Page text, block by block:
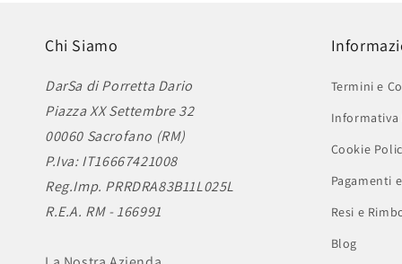
Chi Siamo
DarSa di Porretta Dario
Piazza XX Settembre 32
00060 Sacrofano (RM)
P.Iva: IT16667421008
Reg.Imp. PRRDRA83B11L025L
R.E.A. RM - 166991
Termini e
Informativa
Cookie
Pagamenti
Resi e
Blog